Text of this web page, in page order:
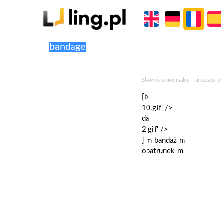
Słownik uniwersalny
[b
10.gif' />
da
2.gif' />
m bandaż m
opatrunek m